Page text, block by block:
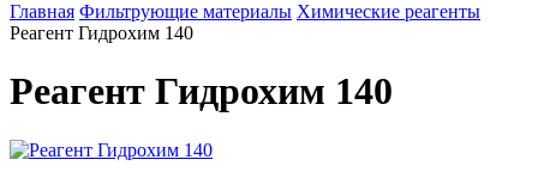
Главная Фильтрующие материалы Химические реагенты
Реагент Гидрохим 140
Реагент Гидрохим 140